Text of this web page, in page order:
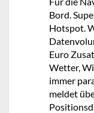
Bord.
Hotspot.
Euro
Wetter,
immer
meldet